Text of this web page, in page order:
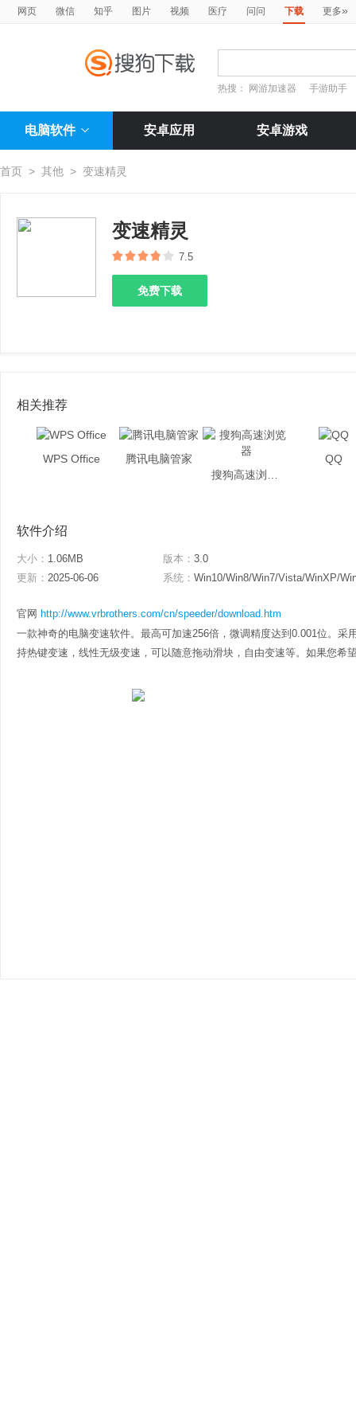
网页 微信 知乎 图片 视频 医疗 问问 下载 更多»
热搜： 网游加速器 手游助手
电脑软件 安卓应用 安卓游戏
首页 > 其他 > 变速精灵
变速精灵
7.5
免费下载
相关推荐
WPS Office
腾讯电脑管家
QQ
软件介绍
大小： 1.06MB 版本： 3.0
更新： 2025-06-06 系统： Win10/Win8/Win7/Vista/WinXP/
官网 http://www.vrbrothers.com/cn/speeder/download.htm
一款神奇的电脑变速软件。最高可加速256倍，微调精度达到0.001位。采
持热键变速，线性无级变速，可以随意拖动滑块，自由变速等。如果您希